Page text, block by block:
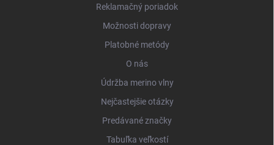
Reklamačný poriadok
Možnosti dopravy
Platobné metódy
O nás
Údržba merino vlny
Nejčastejšie otázky
Predávané značky
Tabuľka veľkostí